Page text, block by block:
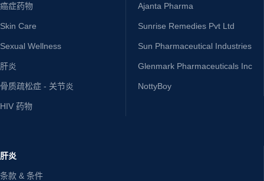
癌症药物
Skin Care
Sexual Wellness
肝炎
骨质疏松症 - 关节炎
HIV 药物
Ajanta Pharma
Sunrise Remedies Pvt Ltd
Sun Pharmaceutical Industries
Glenmark Pharmaceuticals Inc
NottyBoy
肝炎
条款 & 条件